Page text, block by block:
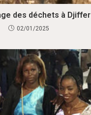
des déchets à Djiffer
02/01/2025